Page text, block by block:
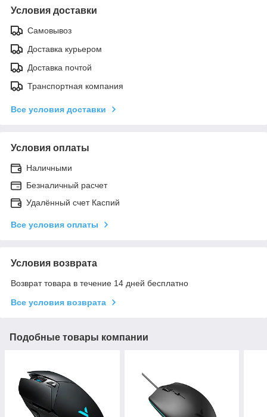
Условия доставки
Самовывоз
Доставка курьером
Доставка почтой
Транспортная компания
Все условия доставки
Условия оплаты
Наличными
Безналичный расчет
Удалённый счет Каспий
Все условия оплаты
Условия возврата
Возврат товара в течение 14 дней бесплатно
Все условия возврата
Подобные товары компании